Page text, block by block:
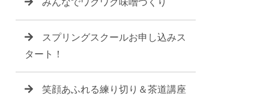
みんなでワクワク味噌づくり
スプリングスクールお申し込みス
タート！
笑顔あふれる練り切り＆茶道講座